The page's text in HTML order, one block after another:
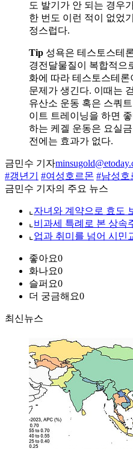
도 발기가 안 되는 경우
한 번도 이런 적이 없었
정스럽다.
Tip 성욕은 테스토스테
경전달물질이 복합적으
화에 따라 테스토스테
문제가 생긴다. 이때는
유산소 운동 혹은 스쿼
이트 트레이닝을 하면
하는 케겔 운동은 요실
전에는 효과가 없다.
금민수 기자
#갱년기
#여성호르몬 #남성호
금민수 기자의 주요 뉴스
⌞ 자녀와 계약으로 효도
⌞ 비과세 특례로 본 상속
⌞ 업과 취미를 넘어 시민
좋아요0
화나요0
슬퍼요0
더 궁금해요0
최신뉴스